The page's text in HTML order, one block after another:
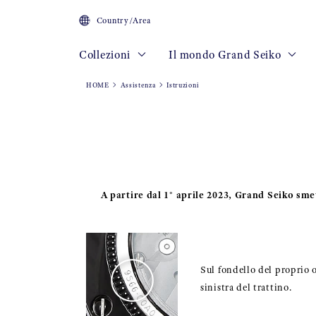
Country/Area
Collezioni Il mondo Grand Seiko
HOME Assistenza Istruzioni
A partire dal 1° aprile 2023, Grand Seiko
Sul fondello del proprio
sinistra del trattino.